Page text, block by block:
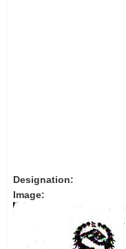
Designation:
Image: